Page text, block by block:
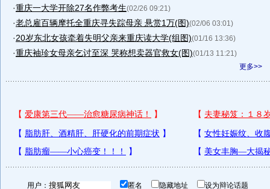
·重庆一大学开除27名作弊考生(02/26 09:21)
·老总雇百辆摩托全重庆寻失踪母亲 悬赏1万(图)(02/06 03:01)
·20岁东北女孩牵着失明父亲来重庆读大学(组图)(01/16 13:36)
·重庆袖珍女母亲乞讨至深 哭称想卖器官救女(图)(01/13 11:21)
更多>>
用户： 匿名 隐藏地址 设为辩论话题